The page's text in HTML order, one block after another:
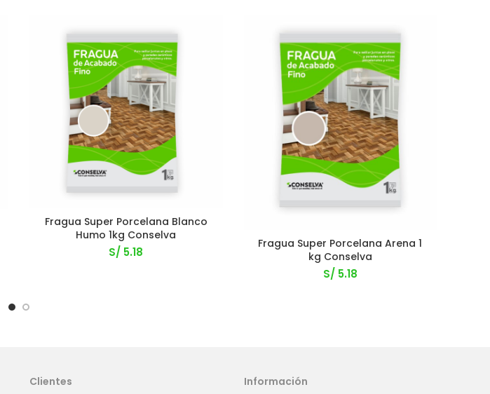
Fragua Super Porcelana Blanco
Humo 1kg Conselva
S/ 5.18
Fragua Super Porcelana Arena 1
kg Conselva
S/5.18
Clientes Información